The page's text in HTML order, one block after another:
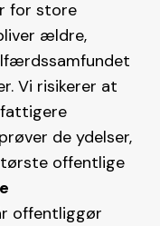
for store
ældre,
Vi risikerer at
de ydelser,
offentlige
offentliggør